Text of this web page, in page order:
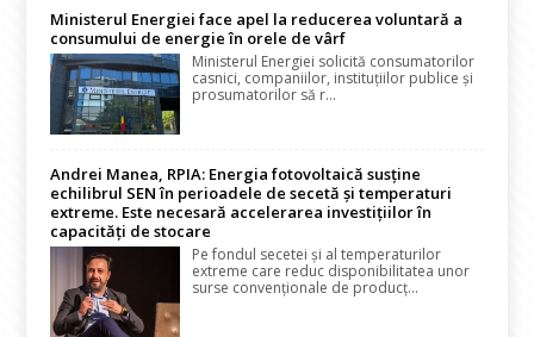
Ministerul Energiei face apel la reducerea voluntară a
consumului de energie în orele de vârf
Ministerul Energiei solicită consumatorilor
casnici, companiilor, instituțiilor publice și
prosumatorilor să r...
Andrei Manea, RPIA: Energia fotovoltaică susține
echilibrul SEN în perioadele de secetă și temperaturi
extreme. Este necesară accelerarea investițiilor în
capacități de stocare
Pe fondul secetei și al temperaturilor
extreme care reduc disponibilitatea unor
surse convenționale de producț...